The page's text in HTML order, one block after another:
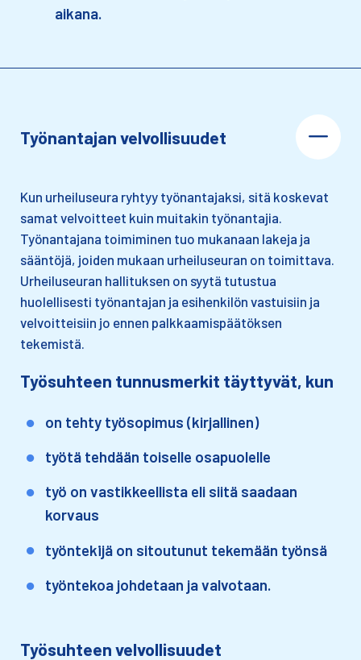
aikana.
Työnantajan velvollisuudet
Kun urheiluseura ryhtyy työnantajaksi, sitä koskevat
samat velvoitteet kuin muitakin työnantajia.
Työnantajana toimiminen tuo mukanaan lakeja ja
sääntöjä, joiden mukaan urheiluseuran on toimittava.
Urheiluseuran hallituksen on syytä tutustua
huolellisesti työnantajan ja esihenkilön vastuisiin ja
velvoitteisiin jo ennen palkkaamispäätöksen
tekemistä.
Työsuhteen tunnusmerkit täyttyvät, kun
on tehty työsopimus (kirjallinen)​
työtä tehdään toiselle osapuolelle
työ on vastikkeellista eli siitä saadaan
korvaus​
työntekijä on sitoutunut tekemään työnsä​
työntekoa johdetaan ja valvotaan.
Työsuhteen velvollisuudet